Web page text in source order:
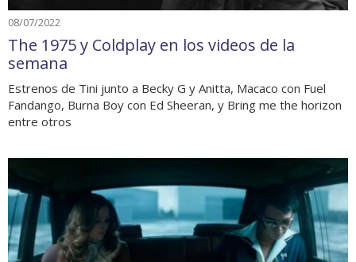
08/07/2022
The 1975 y Coldplay en los videos de la
semana
Estrenos de Tini junto a Becky G y Anitta, Macaco con Fuel
Fandango, Burna Boy con Ed Sheeran, y Bring me the horizon
entre otros